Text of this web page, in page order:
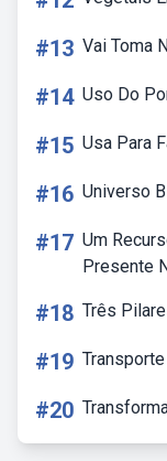
#13 Vai Toma
#14 Uso Do
#15 Usa Para
#16 Universo
#17 Um
Presente
#18 Três
#19
#20